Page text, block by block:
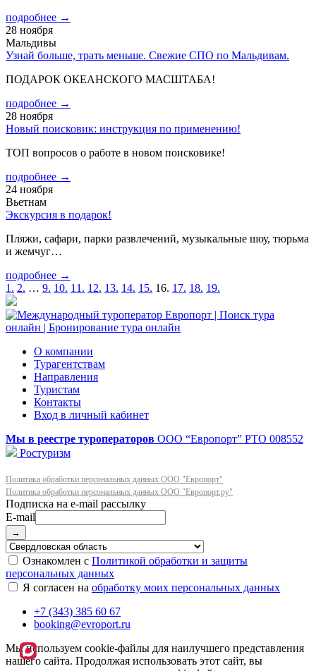
подробнее →
28 ноября
Мальдивы
Узнай больше, трать меньше. Свежие СПО по Мальдивам.
ПОДАРОК ОКЕАНСКОГО МАСШТАБА!
подробнее →
28 ноября
Новый поисковик: инструкция по применению!
ТОП вопросов о работе в новом поисковике!
подробнее →
24 ноября
Вьетнам
Экскурсия в подарок!
Пляжи, сафари, парки развлечений, музыкальные шоу, тюрьма
и жемчуг…
подробнее →
Пагинация
записей
1. 2. … 9. 10. 11. 12. 13. 14. 15. 16. 17. 18. 19.
О компании
Турагентствам
Направления
Туристам
Контакты
Вход в личный кабинет
Мы в реестре туроператоров ООО “Европорт” РТО 008552
Ростуризм
Политика обработки персональных данных ООО "Европорт"
Политика обработки персональных данных ООО "Европорт.ру"
E-mail
→
Ознакомлен с Политикой обработки и защиты
персональных данных
Я согласен на обработку моих персональных данных
+7 (343) 385 60 67
booking@evroport.ru
Мы используем cookie-файлы для наилучшего представления
нашего сайта. Продолжая использовать этот сайт, вы